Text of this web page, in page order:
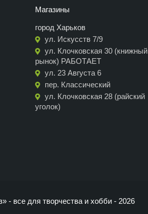
Магазины
город Харьков
ул. Искусств 7/9
ул. Клочковская 30 (книжный
рынок) РАБОТАЕТ
ул. 23 Августа 6
пер. Классический
ул. Клочковская 28 (райский
уголок)
- все для творчества и хобби - 2026